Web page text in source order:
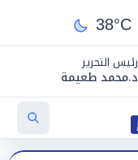
38°C
رئيس التحرير
د.محمد طعيمة